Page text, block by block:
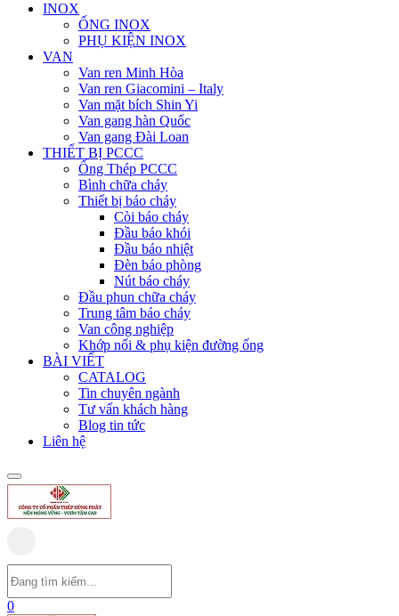
INOX
ỐNG INOX
PHỤ KIỆN INOX
VAN
Van ren Minh Hòa
Van ren Giacomini – Italy
Van mặt bích Shin Yi
Van gang hàn Quốc
Van gang Đài Loan
THIẾT BỊ PCCC
Ống Thép PCCC
Bình chữa cháy
Thiết bị báo cháy
Còi báo cháy
Đầu báo khói
Đầu báo nhiệt
Đèn báo phòng
Nút báo cháy
Đầu phun chữa cháy
Trung tâm báo cháy
Van công nghiệp
Khớp nối & phụ kiện đường ống
BÀI VIẾT
CATALOG
Tin chuyên ngành
Tư vấn khách hàng
Blog tin tức
Liên hệ
0